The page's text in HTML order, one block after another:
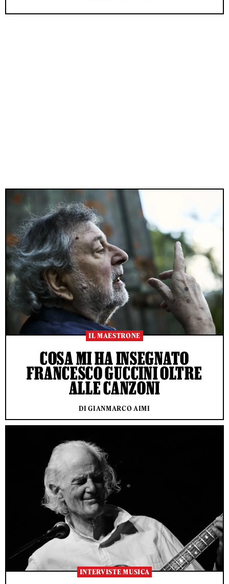
IL MAESTRONE
COSA MI HA INSEGNATO
FRANCESCO GUCCINI OLTRE
ALLE CANZONI
DI GIANMARCO AIMI
INTERVISTE MUSICA